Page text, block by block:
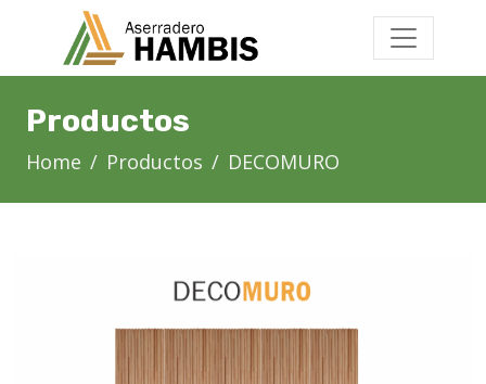
Productos
Home Productos DECOMURO